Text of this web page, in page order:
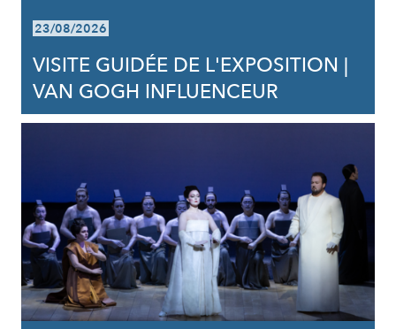
23/08/2026
VISITE GUIDÉE DE L'EXPOSITION |
VAN GOGH INFLUENCEUR